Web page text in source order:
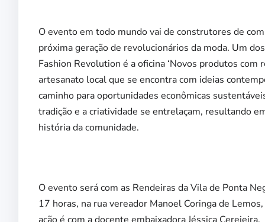
O evento em todo mundo vai de construtores de
próxima geração de revolucionários da moda. Um
Fashion Revolution é a oficina ‘Novos produtos com
artesanato local que se encontra com ideias
caminho para oportunidades econômicas
tradição e a criatividade se entrelaçam, resultando
história da comunidade.
O evento será com as Rendeiras da Vila de Ponta
17 horas, na rua vereador Manoel Coringa de